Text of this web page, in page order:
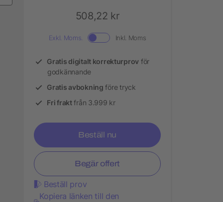
508,22 kr
Exkl. Moms. Inkl. Moms
Gratis digitalt korrekturprov för
godkännande
Gratis avbokning före tryck
Fri fraktfrån 3.999 kr
Beställ nu
Begär offert
Beställ prov
Kopiera länken till den